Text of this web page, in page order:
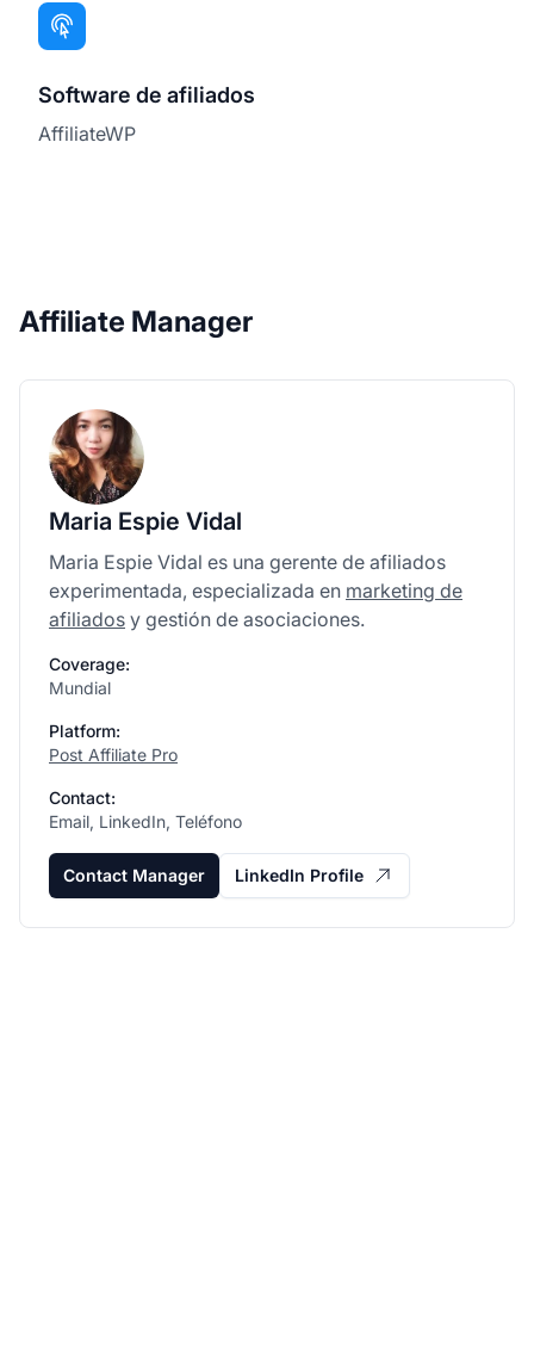
Software de afiliados
AffiliateWP
Affiliate Manager
Maria Espie Vidal
Maria Espie Vidal es una gerente de afiliados
experimentada, especializada en marketing de
afiliados y gestión de asociaciones.
Coverage:
Mundial
Platform:
Post Affiliate Pro
Contact:
Email, LinkedIn, Teléfono
Contact Manager LinkedIn Profile